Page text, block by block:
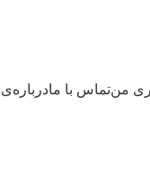
منتماس با ما